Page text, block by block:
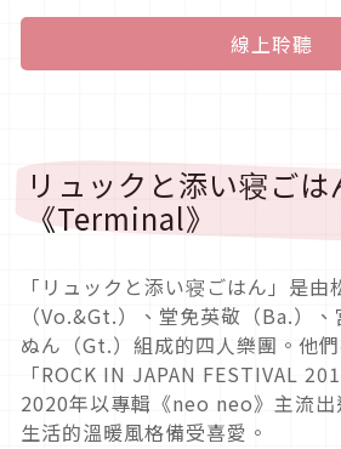
線上聆聽
リュックと添い寝ごは
《Terminal》
「リュックと添い寝ごはん」是由
（Vo.&Gt.）、堂免英敬（Ba.）
ぬん（Gt.）組成的四人樂團。他
「ROCK IN JAPAN FESTIVAL
2020年以專輯《neo neo》主流出
生活的溫暖風格備受喜愛。